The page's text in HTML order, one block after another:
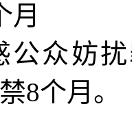
月
公众妨
8个月。